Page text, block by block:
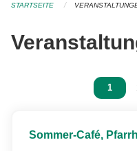
STARTSEITE
Vous
1
Sommer-Café,